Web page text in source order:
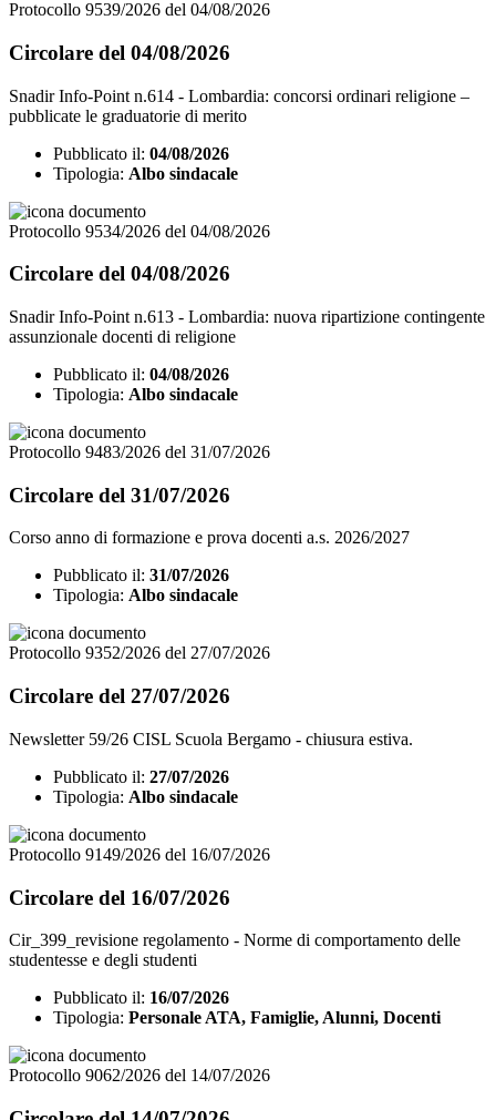
Protocollo 9539/2026 del 04/08/2026
Circolare del 04/08/2026
Snadir Info-Point n.614 - Lombardia: concorsi ordinari religione –
pubblicate le graduatorie di merito
Pubblicato il: 04/08/2026
Tipologia: Albo sindacale
Protocollo 9534/2026 del 04/08/2026
Circolare del 04/08/2026
Snadir Info-Point n.613 - Lombardia: nuova ripartizione contingente
assunzionale docenti di religione
Pubblicato il: 04/08/2026
Tipologia: Albo sindacale
Protocollo 9483/2026 del 31/07/2026
Circolare del 31/07/2026
Corso anno di formazione e prova docenti a.s. 2026/2027
Pubblicato il: 31/07/2026
Tipologia: Albo sindacale
Protocollo 9352/2026 del 27/07/2026
Circolare del 27/07/2026
Newsletter 59/26 CISL Scuola Bergamo - chiusura estiva.
Pubblicato il: 27/07/2026
Tipologia: Albo sindacale
Protocollo 9149/2026 del 16/07/2026
Circolare del 16/07/2026
Cir_399_revisione regolamento - Norme di comportamento delle
studentesse e degli studenti
Pubblicato il: 16/07/2026
Tipologia: Personale ATA, Famiglie, Alunni, Docenti
Protocollo 9062/2026 del 14/07/2026